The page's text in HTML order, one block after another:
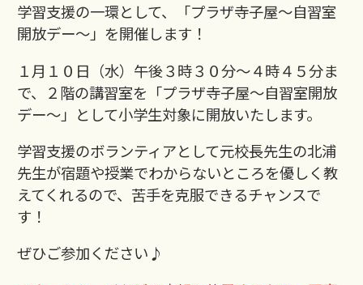
学習支援の一環として、「プラザ寺子屋～自習室
開放デー～」を開催します！
１月１０日（水）午後３時３０分～４時４５分ま
で、２階の講習室を「プラザ寺子屋～自習室開放
デー～」として小学生対象に開放いたします。
学習支援のボランティアとして元校長先生の北浦
先生が宿題や授業でわからないところを優しく教
えてくれるので、苦手を克服できるチャンスで
す！
ぜひご参加ください♪